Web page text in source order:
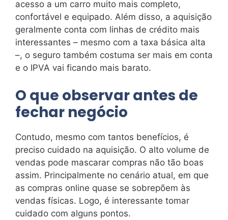
acesso a um carro muito mais completo,
confortável e equipado. Além disso, a aquisição
geralmente conta com linhas de crédito mais
interessantes – mesmo com a taxa básica alta
–, o seguro também costuma ser mais em conta
e o IPVA vai ficando mais barato.
O que observar antes de
fechar negócio
Contudo, mesmo com tantos benefícios, é
preciso cuidado na aquisição. O alto volume de
vendas pode mascarar compras não tão boas
assim. Principalmente no cenário atual, em que
as compras online quase se sobrepõem às
vendas físicas. Logo, é interessante tomar
cuidado com alguns pontos.